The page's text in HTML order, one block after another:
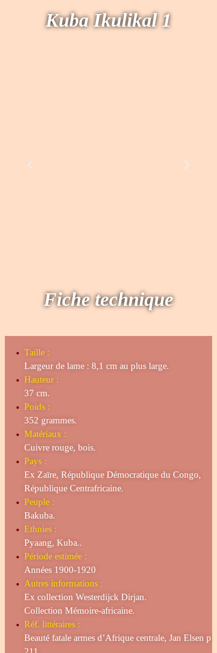
Kuba Ikulikal 1
Fiche technique
Taille :
Largeur de lame : 8,1 cm au plus large.
Hauteur :
37 cm.
Poids :
352 grammes.
Matériaux :
Cuivre rouge, bois.
Pays :
Ex Zaïre, République Démocratique du Congo,
République Centrafricaine.
Peuple :
Bakuba.
Ethnies :
Pyaang, Kuba..
Période estimée :
Années 1900-1920
Autres informations :
Ex collection Westerdijck Dirjan.
Collection Mémoire-africaine.
Réf. littéraires :
Beauté fatale armes d’Afrique centrale, Jan Elsen p